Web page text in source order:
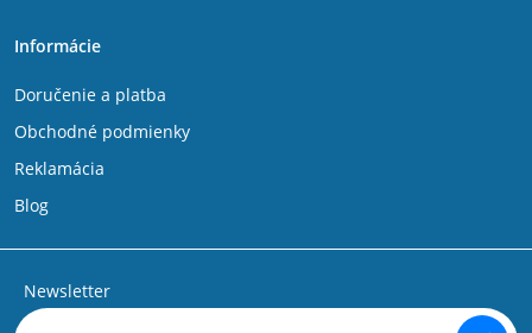
Informácie
Doručenie a platba
Obchodné podmienky
Reklamácia
Blog
Newsletter